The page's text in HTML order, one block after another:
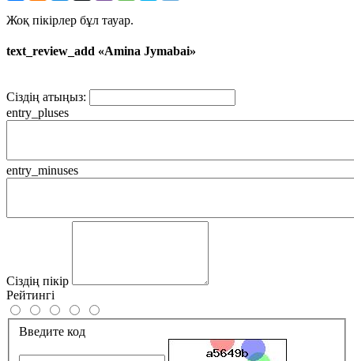
Жоқ пікірлер бұл тауар.
text_review_add «Amina Jymabai»
Сіздің атыңыз:
entry_pluses
entry_minuses
Сіздің пікір
Рейтингі
Введите код